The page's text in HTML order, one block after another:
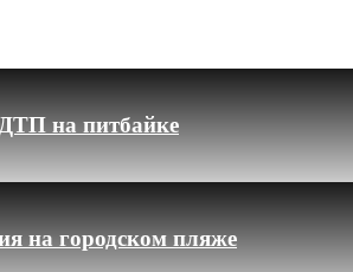
на питбайке
на городском пляже